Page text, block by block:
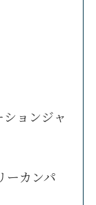
ョンジャ
ーカンパ